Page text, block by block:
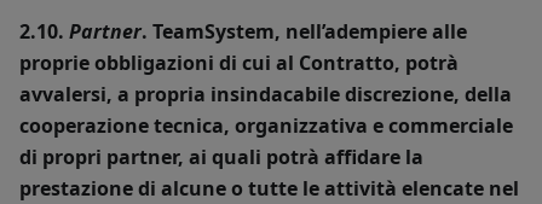
2.10. Partner. TeamSystem, nell’adempiere alle
proprie obbligazioni di cui al Contratto, potrà
avvalersi, a propria insindacabile discrezione, della
cooperazione tecnica, organizzativa e commerciale
di propri partner, ai quali potrà affidare la
prestazione di alcune o tutte le attività elencate nel